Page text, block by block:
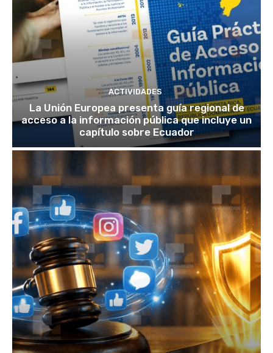
ACTIVIDADES
La Unión Europea presenta guía regional de
acceso a la información pública que incluye un
capítulo sobre Ecuador